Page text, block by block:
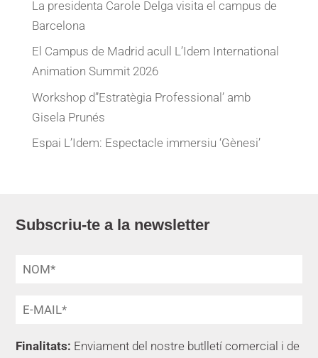
La presidenta Carole Delga visita el campus de
Barcelona
El Campus de Madrid acull L’Idem International
Animation Summit 2026
Workshop d”Estratègia Professional’ amb
Gisela Prunés
Espai L’Idem: Espectacle immersiu ‘Gènesi’
Subscriu-te a la newsletter
Finalitats: Enviament del nostre butlletí comercial i de